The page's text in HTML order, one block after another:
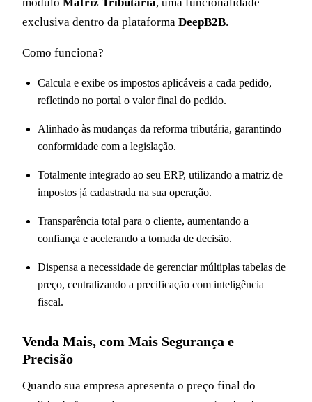
exclusiva dentro da plataforma DeepB2B.
Como funciona?
Calcula e exibe os impostos aplicáveis a cada pedido,
refletindo no portal o valor final do pedido.
Alinhado às mudanças da reforma tributária, garantindo
conformidade com a legislação.
Totalmente integrado ao seu ERP, utilizando a matriz de
impostos já cadastrada na sua operação.
Transparência total para o cliente, aumentando a
confiança e acelerando a tomada de decisão.
Dispensa a necessidade de gerenciar múltiplas tabelas de
preço, centralizando a precificação com inteligência
fiscal.
Venda Mais, com Mais Segurança e
Precisão
Quando sua empresa apresenta o preço final do